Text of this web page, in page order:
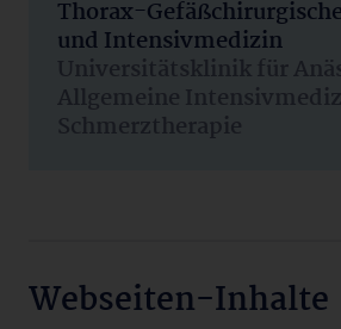
Thorax-
und Intensivmedizin
Universitätsklinik für
Allgemeine
Schmerztherapie
Webseiten-Inhalte